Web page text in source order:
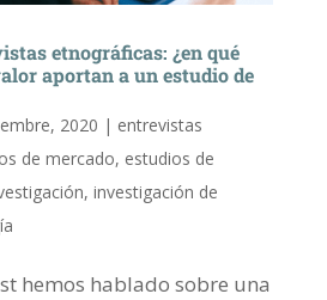
etnográficas: ¿en qué
aportan a un estudio de
2020 | entrevistas
de mercado, estudios de
, investigación de
hemos hablado sobre una